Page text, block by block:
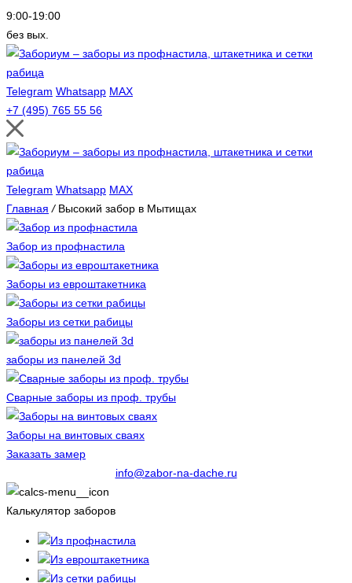
9:00-19:00
без вых.
Telegram Whatsapp MAX
+7 (495) 765 55 56
Telegram Whatsapp MAX
Главная / Высокий забор в Мытищах
Забор из профнастила
Заборы из евроштакетника
Заборы из сетки рабицы
заборы из панелей 3d
Сварные заборы из проф. трубы
Заборы на винтовых сваях
Заказать замер
info@zabor-na-dache.ru
Калькулятор заборов
Из профнастила
Из евроштакетника
Из сетки рабицы